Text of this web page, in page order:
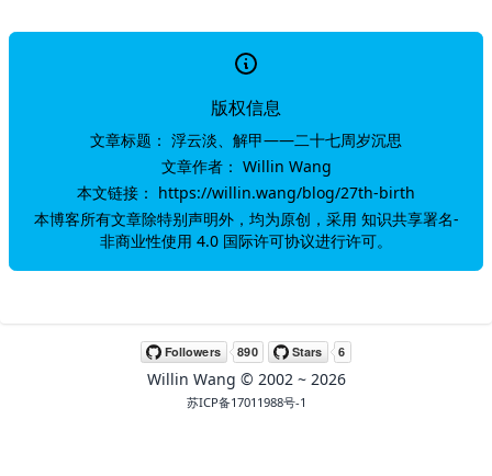
版权信息
文章标题： 浮云淡、解甲——二十七周岁沉思
文章作者： Willin Wang
本文链接： https://willin.wang/blog/27th-birth
本博客所有文章除特别声明外，均为原创，采用 知识共享署名-
非商业性使用 4.0 国际许可协议进行许可。
Willin Wang © 2002 ~ 2026
苏ICP备17011988号-1